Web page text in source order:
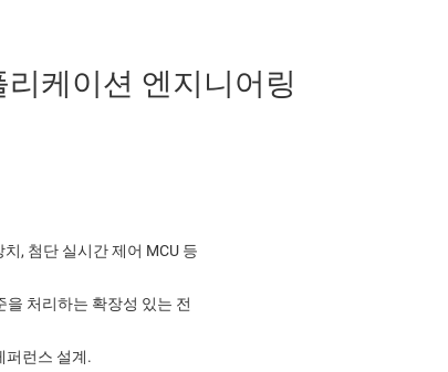
케이션 엔지니어링
, 첨단 실시간 제어 MCU 등
처리하는 확장성 있는 전
퍼런스 설계.